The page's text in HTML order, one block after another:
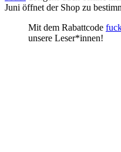
Juni öffnet der Shop zu
Mit dem Rabattcode
unsere Leser*innen!